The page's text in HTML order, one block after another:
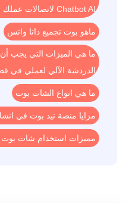
Chatbot AI لاتصالات عملك
ماهو بوت تجميع داتا واتس
ما هي الميزات التي يجب أن
الدردشة الآلي لعملي في
ما هي انواع الشات بوت
مزايا منصة نيد بوت في
مميزات استخدام شات